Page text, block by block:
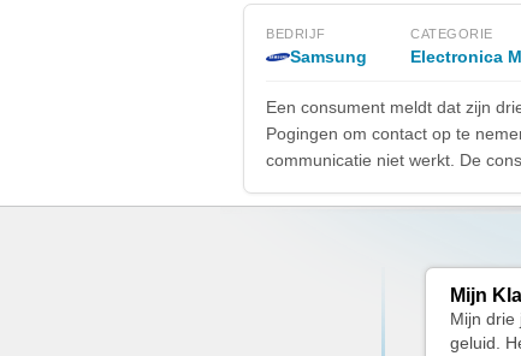
BEDRIJF
Samsung
CATEGORIE
Electronica
Een consument meldt dat zijn
Pogingen om contact op te
communicatie niet werkt. De
Mijn
Mijn drie
geluid.